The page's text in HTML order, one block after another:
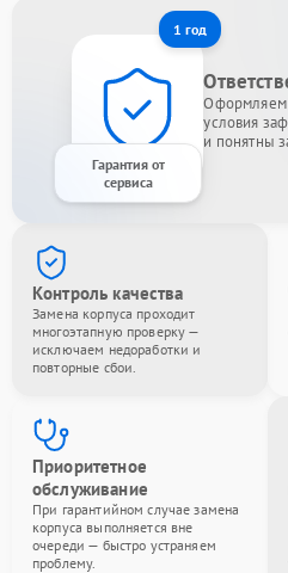
1 год
Гарантия от
сервиса
Оформляем
условия
и понятны
Контроль качества
Замена корпуса проходит
многоэтапную проверку —
исключаем недоработки и
повторные сбои.
Приоритетное
обслуживание
При гарантийном случае замена
корпуса выполняется вне
очереди — быстро устраняем
проблему.